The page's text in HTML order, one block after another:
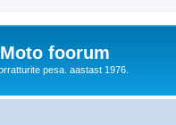
foorum
pesa. aastast 1976.